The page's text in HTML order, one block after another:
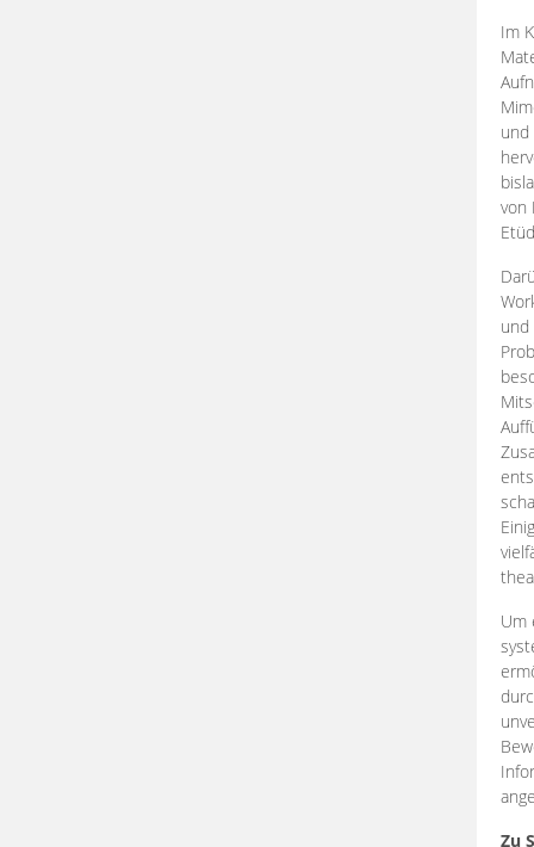
Im
und
von
und
Um
Zu